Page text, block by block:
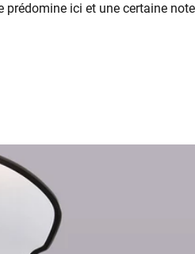
ici et une certaine